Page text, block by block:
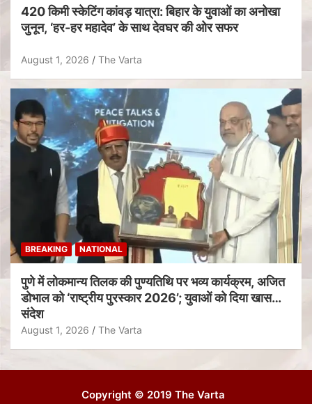
420 किमी स्केटिंग कांवड़ यात्रा: बिहार के युवाओं का अनोखा
जुनून, ‘हर-हर महादेव’ के साथ देवघर की ओर सफर
August 1, 2026 The Varta
BREAKING NATIONAL
पुणे में लोकमान्य तिलक की पुण्यतिथि पर भव्य कार्यक्रम, अजित
डोभाल को ‘राष्ट्रीय पुरस्कार 2026’; युवाओं को दिया खास
संदेश
August 1, 2026 The Varta
Copyright © 2019 The Varta